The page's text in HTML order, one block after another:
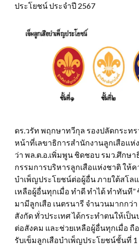
ประโยชน์ ประจำปี 2567
ดร.วรัท พฤกษาทวีกุล รองปลัดกระท
หน้าที่เลขาธิการสำนักงานลูกเสือแห่ง
ว่า พล.ต.อ.เพิ่มพูน ชิดชอบ รมว.ศึกษา
กรรมการบริหารลูกเสือแห่งชาติ ให้
บำเพ็ญประโยชน์ต่อผู้อื่น ภายใต้สโลแ
เหลือผู้อื่นทุกเมื่อ ทำดี ทำได้ ทำทันที”
มามีลูกเสือ เนตรนารี จำนวนมากกว่
สังกัด ทั่วประเทศ ได้กระทำตนให้เป็
ต่อสังคม และช่วยเหลือผู้อื่นทุกเมื่อ
รับเข็มลูกเสือบำเพ็ญประโยชน์ชั้นที่ 1